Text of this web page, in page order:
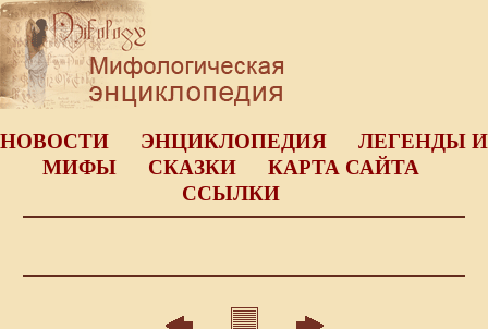
НОВОСТИ ЭНЦИКЛОПЕДИЯ
ЛЕГЕНДЫ И
МИФЫ
СКАЗКИ
КАРТА САЙТА
ССЫЛКИ